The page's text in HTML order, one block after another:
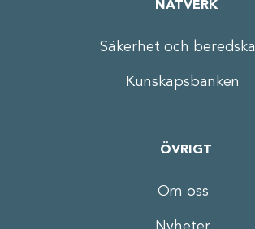
NÄTVERK
Säkerhet och
Kunskapsbanken
ÖVRIGT
Om oss